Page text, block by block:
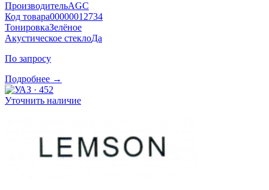
ПроизводительAGC
Код товара00000012734
ТонировкаЗелёное
Акустическое стеклоДа
По запросу
Подробнее →
Уточнить наличие